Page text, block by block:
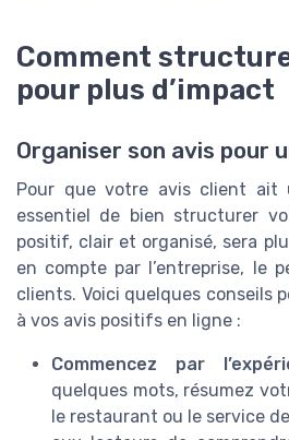
Comment
pour plus d’impact
Organiser son avis pour
Pour que votre avis client ait
essentiel de bien structurer
positif, clair et organisé, sera
en compte par l’entreprise, le
clients. Voici quelques conseils
à vos avis positifs en ligne :
Commencez par
quelques mots, résumez
le restaurant ou le service